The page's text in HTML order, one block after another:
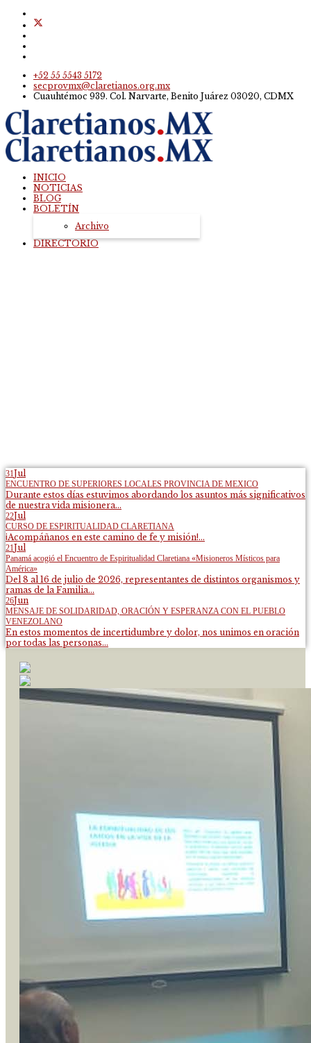
+52 55 5543 5172
secprovmx@claretianos.org.mx
Cuauhtémoc 939. Col. Narvarte, Benito Juárez 03020, CDMX
INICIO
NOTICIAS
BLOG
BOLETÍN
Archivo
DIRECTORIO
31Jul
ENCUENTRO DE SUPERIORES LOCALES PROVINCIA DE MEXICO
Durante estos días estuvimos abordando los asuntos más significativos
de nuestra vida misionera...
22Jul
CURSO DE ESPIRITUALIDAD CLARETIANA
¡Acompáñanos en este camino de fe y misión!...
21Jul
Panamá acogió el Encuentro de Espiritualidad Claretiana «Misioneros Místicos para
América»
Del 8 al 16 de julio de 2026, representantes de distintos organismos y
ramas de la Familia...
26Jun
MENSAJE DE SOLIDARIDAD, ORACIÓN Y ESPERANZA CON EL PUEBLO
VENEZOLANO
En estos momentos de incertidumbre y dolor, nos unimos en oración
por todas las personas...